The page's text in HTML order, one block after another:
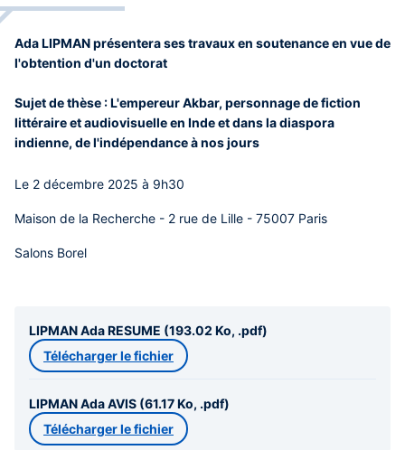
Ada LIPMAN présentera ses travaux en soutenance en vue de
l'obtention d'un doctorat
Sujet de thèse : L'empereur Akbar, personnage de fiction
littéraire et audiovisuelle en Inde et dans la diaspora
indienne, de l'indépendance à nos jours
Le 2 décembre 2025 à 9h30
Maison de la Recherche - 2 rue de Lille - 75007 Paris
Salons Borel
LIPMAN Ada RESUME (193.02 Ko, .pdf)
Télécharger le fichier
LIPMAN Ada AVIS (61.17 Ko, .pdf)
Télécharger le fichier